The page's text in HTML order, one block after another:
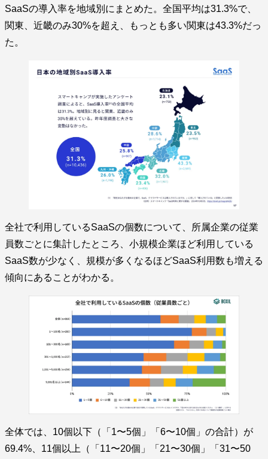
SaaSの導入率を地域別にまとめた。全国平均は31.3%で、
関東、近畿のみ30%を超え、もっとも多い関東は43.3%だっ
た。
全社で利用しているSaaSの個数について、所属企業の従業
員数ごとに集計したところ、小規模企業ほど利用している
SaaS数が少なく、規模が多くなるほどSaaS利用数も増える
傾向にあることがわかる。
全体では、10個以下（「1〜5個」「6〜10個」の合計）が
69.4%、11個以上（「11〜20個」「21〜30個」「31〜50